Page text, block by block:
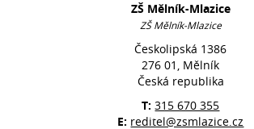
ZŠ Mělník-Mlazice
ZŠ Mělník-Mlazice
Českolipská 1386
276 01, Mělník
Česká republika
T:315 670 355
E: reditel@zsmlazice.cz